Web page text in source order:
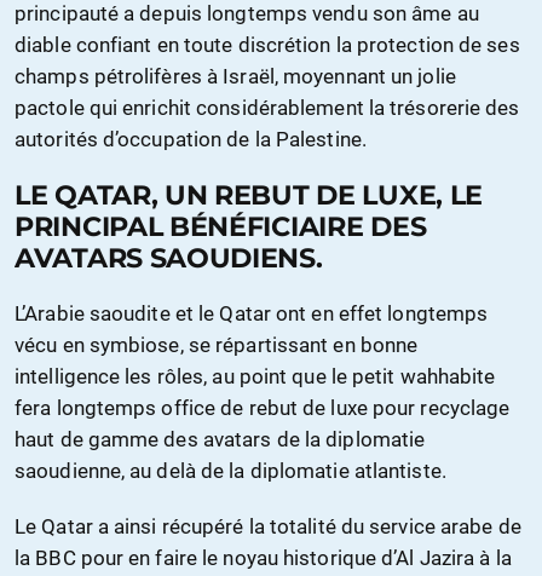
principauté a depuis longtemps vendu son âme au
diable confiant en toute discrétion la protection de ses
champs pétrolifères à Israël, moyennant un jolie
pactole qui enrichit considérablement la trésorerie des
autorités d’occupation de la Palestine.
LE QATAR, UN REBUT DE LUXE, LE
PRINCIPAL BÉNÉFICIAIRE DES
AVATARS SAOUDIENS.
L’Arabie saoudite et le Qatar ont en effet longtemps
vécu en symbiose, se répartissant en bonne
intelligence les rôles, au point que le petit wahhabite
fera longtemps office de rebut de luxe pour recyclage
haut de gamme des avatars de la diplomatie
saoudienne, au delà de la diplomatie atlantiste.
Le Qatar a ainsi récupéré la totalité du service arabe de
la BBC pour en faire le noyau historique d’Al Jazira à la